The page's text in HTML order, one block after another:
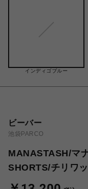
インディゴブルー
ビーバー
池袋PARCO
MANASTASH/マ
SHORTS/チリワ